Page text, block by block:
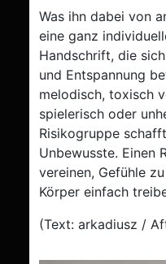
Was ihn dabei von
eine ganz
Handschrift, die
und Entspannung
melodisch, toxisch
spielerisch oder
Risikogruppe
Unbewusste. Einen
vereinen, Gefühle
Körper einfach
(Text: arkadiusz /